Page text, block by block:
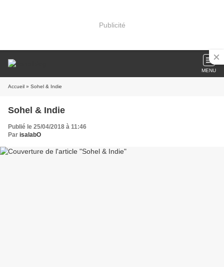
Publicité
MENU
Accueil » Sohel & Indie
Sohel & Indie
Publié le 25/04/2018 à 11:46
Par isalabO